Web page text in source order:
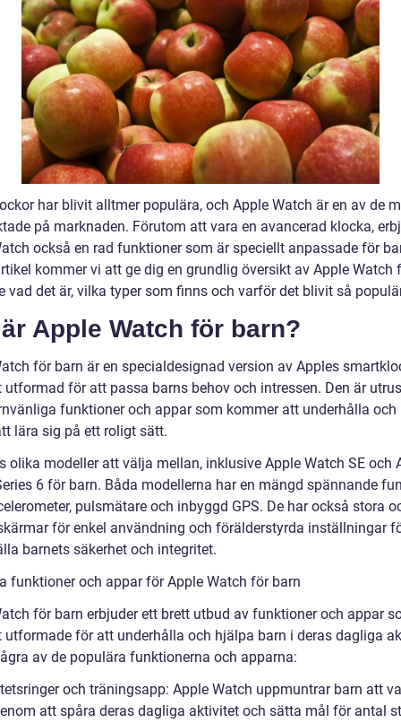
har blivit alltmer populära, och Apple Watch är en av de
på marknaden. Förutom att vara en avancerad klocka,
också en rad funktioner som är speciellt anpassade för
kommer vi att ge dig en grundlig översikt av Apple Watch
vad det är, vilka typer som finns och varför det blivit så
Apple Watch för barn?
för barn är en specialdesignad version av Apples
utformad för att passa barns behov och intressen. Den är
funktioner och appar som kommer att underhålla och
lära sig på ett roligt sätt.
olika modeller att välja mellan, inklusive Apple Watch SE och
6 för barn. Båda modellerna har en mängd spännande
pulsmätare och inbyggd GPS. De har också stora
för enkel användning och förälderstyrda inställningar
barnets säkerhet och integritet.
funktioner och appar för Apple Watch för barn
för barn erbjuder ett brett utbud av funktioner och appar
utformade för att underhålla och hjälpa barn i deras dagliga
av de populära funktionerna och apparna:
och träningsapp: Apple Watch uppmuntrar barn att
att spåra deras dagliga aktivitet och sätta mål för antal